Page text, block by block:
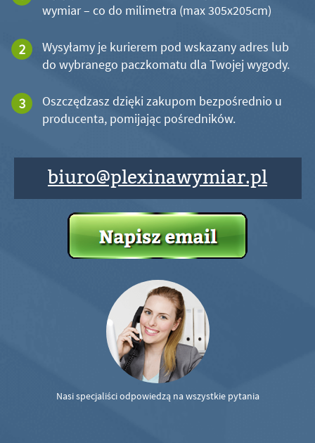
wymiar – co do milimetra (max 305x205cm)
Wysyłamy je kurierem pod wskazany adres lub
do wybranego paczkomatu dla Twojej wygody.
Oszczędzasz dzięki zakupom bezpośrednio u
producenta, pomijając pośredników.
biuro@plexinawymiar.pl
Nasi specjaliści odpowiedzą na wszystkie pytania